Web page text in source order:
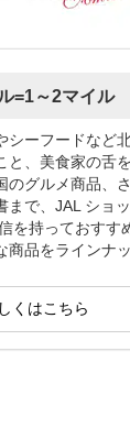
=1～2マイル
シーフードなど
と、美食家の舌
のグルメ商品、
まで、JAL ショ
を持っておすす
品をラインナッ
くはこちら